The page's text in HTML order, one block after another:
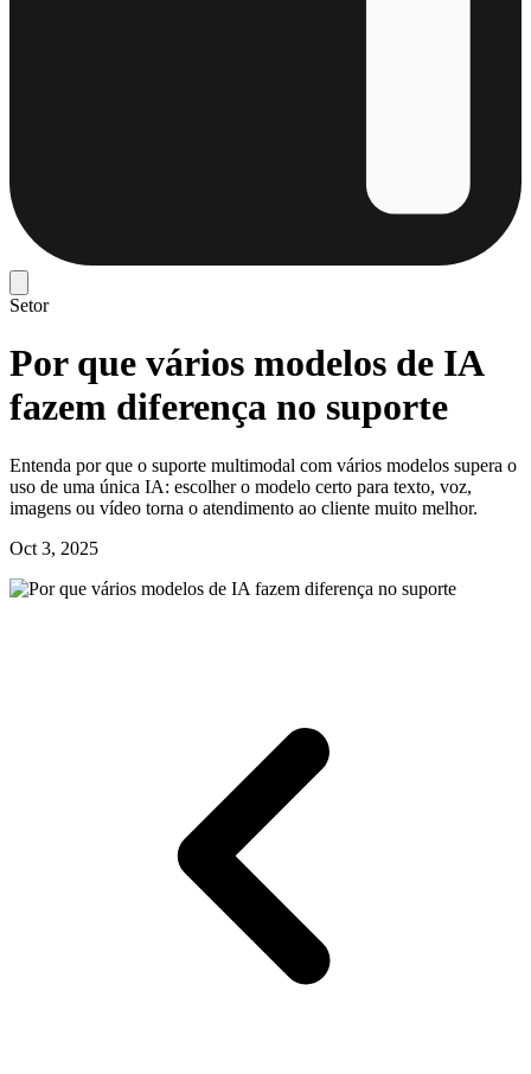
Setor
Por que vários modelos de IA
fazem diferença no suporte
Entenda por que o suporte multimodal com vários modelos supera o
uso de uma única IA: escolher o modelo certo para texto, voz,
imagens ou vídeo torna o atendimento ao cliente muito melhor.
Oct 3, 2025